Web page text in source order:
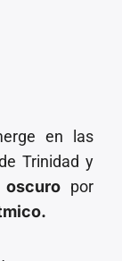
en las
Trinidad y
oscuro por